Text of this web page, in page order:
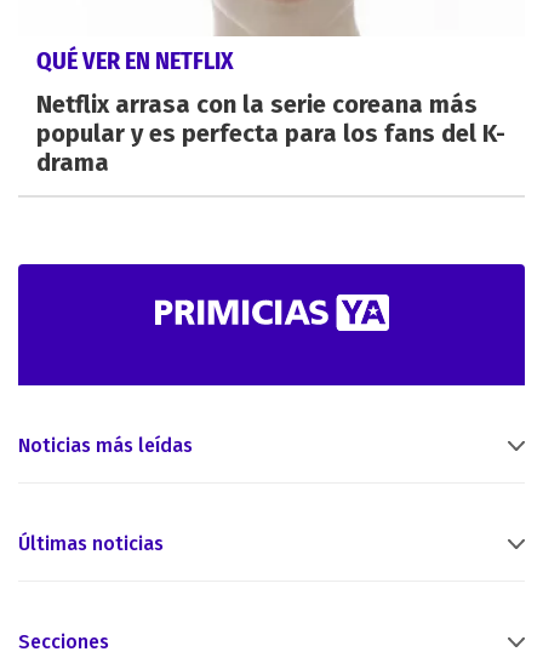
QUÉ VER EN NETFLIX
Netflix arrasa con la serie coreana más
popular y es perfecta para los fans del K-
drama
Noticias más leídas
Últimas noticias
Secciones